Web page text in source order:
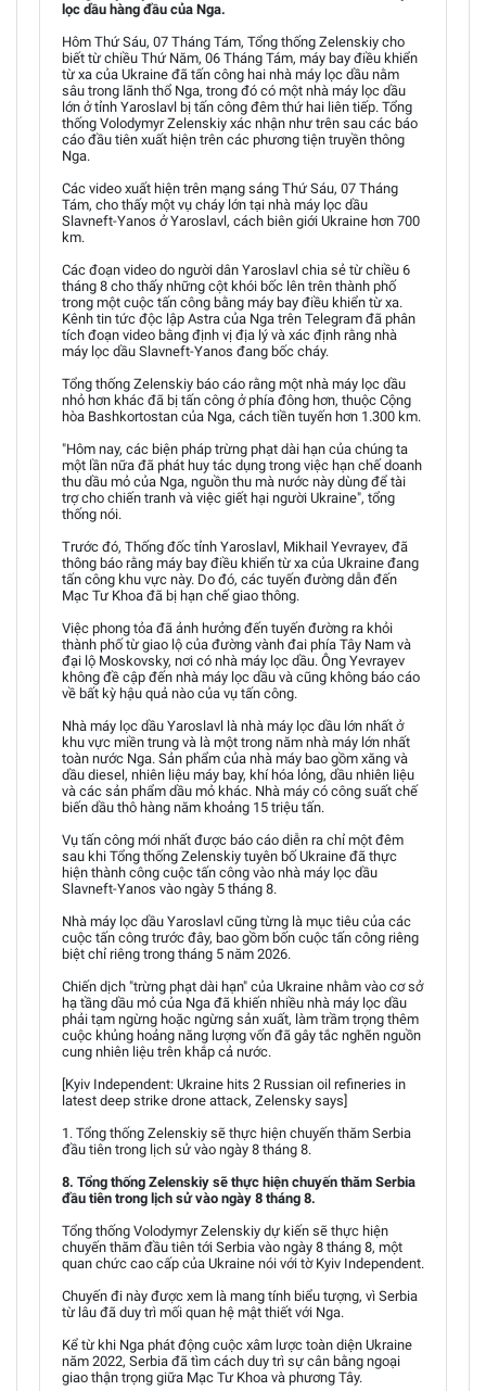
lọc dầu hàng đầu của Nga.
Hôm Thứ Sáu, 07 Tháng Tám, Tổng thống Zelenskiy cho
biết từ chiều Thứ Năm, 06 Tháng Tám, máy bay điều khiển
từ xa của Ukraine đã tấn công hai nhà máy lọc dầu nằm
sâu trong lãnh thổ Nga, trong đó có một nhà máy lọc dầu
lớn ở tỉnh Yaroslavl bị tấn công đêm thứ hai liên tiếp. Tổng
thống Volodymyr Zelenskiy xác nhận như trên sau các báo
cáo đầu tiên xuất hiện trên các phương tiện truyền thông
Nga.
Các video xuất hiện trên mạng sáng Thứ Sáu, 07 Tháng
Tám, cho thấy một vụ cháy lớn tại nhà máy lọc dầu
Slavneft-Yanos ở Yaroslavl, cách biên giới Ukraine hơn 700
km.
Các đoạn video do người dân Yaroslavl chia sẻ từ chiều 6
tháng 8 cho thấy những cột khói bốc lên trên thành phố
trong một cuộc tấn công bằng máy bay điều khiển từ xa.
Kênh tin tức độc lập Astra của Nga trên Telegram đã phân
tích đoạn video bằng định vị địa lý và xác định rằng nhà
máy lọc dầu Slavneft-Yanos đang bốc cháy.
Tổng thống Zelenskiy báo cáo rằng một nhà máy lọc dầu
nhỏ hơn khác đã bị tấn công ở phía đông hơn, thuộc Cộng
hòa Bashkortostan của Nga, cách tiền tuyến hơn 1.300 km.
"Hôm nay, các biện pháp trừng phạt dài hạn của chúng ta
một lần nữa đã phát huy tác dụng trong việc hạn chế doanh
thu dầu mỏ của Nga, nguồn thu mà nước này dùng để tài
trợ cho chiến tranh và việc giết hại người Ukraine", tổng
thống nói.
Trước đó, Thống đốc tỉnh Yaroslavl, Mikhail Yevrayev, đã
thông báo rằng máy bay điều khiển từ xa của Ukraine đang
tấn công khu vực này. Do đó, các tuyến đường dẫn đến
Mạc Tư Khoa đã bị hạn chế giao thông.
Việc phong tỏa đã ảnh hưởng đến tuyến đường ra khỏi
thành phố từ giao lộ của đường vành đai phía Tây Nam và
đại lộ Moskovsky, nơi có nhà máy lọc dầu. Ông Yevrayev
không đề cập đến nhà máy lọc dầu và cũng không báo cáo
về bất kỳ hậu quả nào của vụ tấn công.
Nhà máy lọc dầu Yaroslavl là nhà máy lọc dầu lớn nhất ở
khu vực miền trung và là một trong năm nhà máy lớn nhất
toàn nước Nga. Sản phẩm của nhà máy bao gồm xăng và
dầu diesel, nhiên liệu máy bay, khí hóa lỏng, dầu nhiên liệu
và các sản phẩm dầu mỏ khác. Nhà máy có công suất chế
biến dầu thô hàng năm khoảng 15 triệu tấn.
Vụ tấn công mới nhất được báo cáo diễn ra chỉ một đêm
sau khi Tổng thống Zelenskiy tuyên bố Ukraine đã thực
hiện thành công cuộc tấn công vào nhà máy lọc dầu
Slavneft-Yanos vào ngày 5 tháng 8.
Nhà máy lọc dầu Yaroslavl cũng từng là mục tiêu của các
cuộc tấn công trước đây, bao gồm bốn cuộc tấn công riêng
biệt chỉ riêng trong tháng 5 năm 2026.
Chiến dịch "trừng phạt dài hạn" của Ukraine nhằm vào cơ sở
hạ tầng dầu mỏ của Nga đã khiến nhiều nhà máy lọc dầu
phải tạm ngừng hoặc ngừng sản xuất, làm trầm trọng thêm
cuộc khủng hoảng năng lượng vốn đã gây tắc nghẽn nguồn
cung nhiên liệu trên khắp cả nước.
[Kyiv Independent: Ukraine hits 2 Russian oil refineries in
latest deep strike drone attack, Zelensky says]
1. Tổng thống Zelenskiy sẽ thực hiện chuyến thăm Serbia
đầu tiên trong lịch sử vào ngày 8 tháng 8.
8. Tổng thống Zelenskiy sẽ thực hiện chuyến thăm Serbia
đầu tiên trong lịch sử vào ngày 8 tháng 8.
Tổng thống Volodymyr Zelenskiy dự kiến sẽ thực hiện
chuyến thăm đầu tiên tới Serbia vào ngày 8 tháng 8, một
quan chức cao cấp của Ukraine nói với tờ Kyiv Independent.
Chuyến đi này được xem là mang tính biểu tượng, vì Serbia
từ lâu đã duy trì mối quan hệ mật thiết với Nga.
Kể từ khi Nga phát động cuộc xâm lược toàn diện Ukraine
năm 2022, Serbia đã tìm cách duy trì sự cân bằng ngoại
giao thận trọng giữa Mạc Tư Khoa và phương Tây.